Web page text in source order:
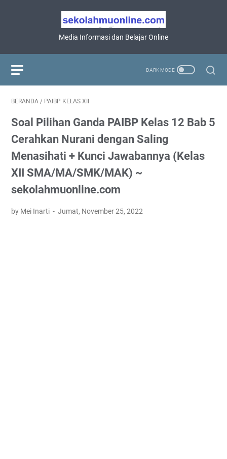
Media Informasi dan Belajar Online
BERANDA / PAIBP KELAS XII
Soal Pilihan Ganda PAIBP Kelas 12 Bab 5
Cerahkan Nurani dengan Saling
Menasihati + Kunci Jawabannya (Kelas
XII SMA/MA/SMK/MAK) ~
sekolahmuonline.com
by Mei Inarti Jumat, November 25, 2022